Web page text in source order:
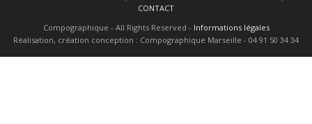
CONTACT
Compographique - All Rights Reserved - Informations légales
Réalisation, création conception : Compographique Marseille - 04 91 50 34 34